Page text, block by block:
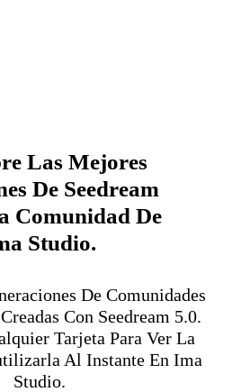
Las Mejores
De Seedream
Comunidad De
Studio.
De Comunidades
Con Seedream 5.0.
Tarjeta Para Ver La
Al Instante En Ima
Studio.